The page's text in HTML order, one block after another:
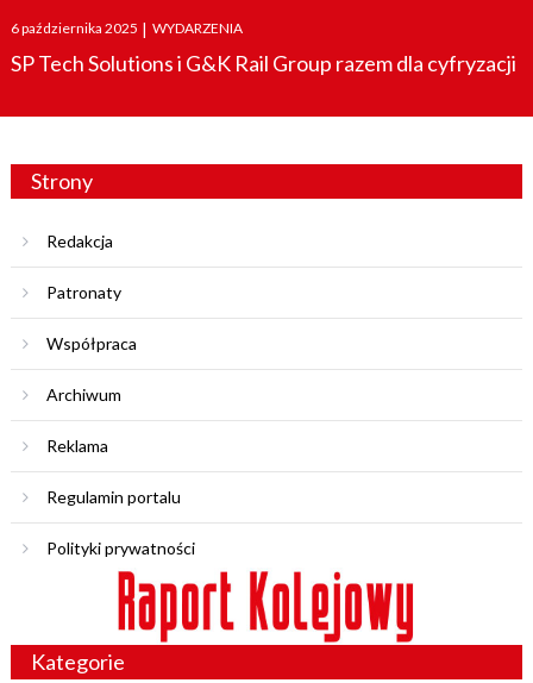
Posted
on
6 października 2025 | WYDARZENIA
SP Tech Solutions i G&K Rail Group razem dla cyfryzacji
Strony
Redakcja
Patronaty
Współpraca
Archiwum
Reklama
Regulamin portalu
Polityki prywatności
Kategorie